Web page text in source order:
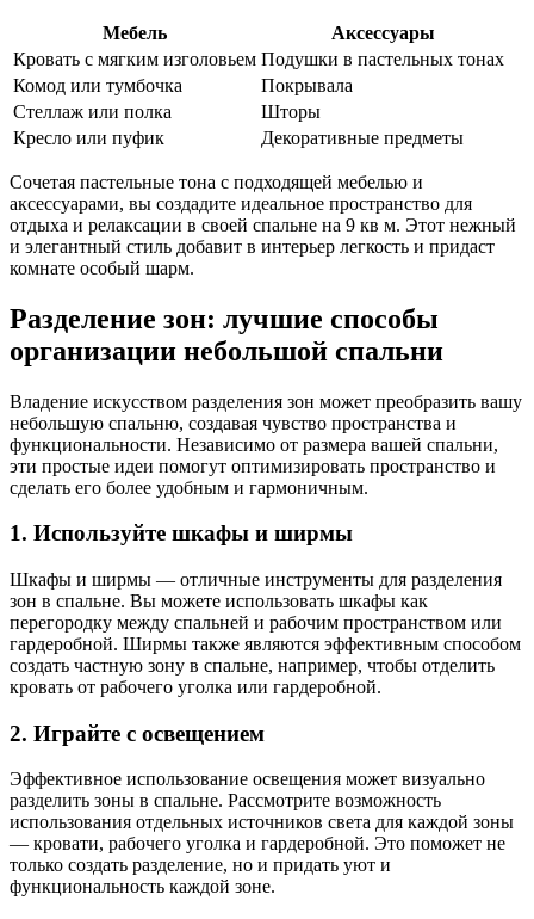
Мебель
Аксессуары
Кровать с мягким изголовьем Подушки в пастельных тонах
Комод или тумбочка
Покрывала
Стеллаж или полка
Шторы
Кресло или пуфик
Декоративные предметы
Сочетая пастельные тона с подходящей мебелью и
аксессуарами, вы создадите идеальное пространство для
отдыха и релаксации в своей спальне на 9 кв м. Этот нежный
и элегантный стиль добавит в интерьер легкость и придаст
комнате особый шарм.
Разделение зон: лучшие способы
организации небольшой спальни
Владение искусством разделения зон может преобразить вашу
небольшую спальню, создавая чувство пространства и
функциональности. Независимо от размера вашей спальни,
эти простые идеи помогут оптимизировать пространство и
сделать его более удобным и гармоничным.
1. Используйте шкафы и ширмы
Шкафы и ширмы — отличные инструменты для разделения
зон в спальне. Вы можете использовать шкафы как
перегородку между спальней и рабочим пространством или
гардеробной. Ширмы также являются эффективным способом
создать частную зону в спальне, например, чтобы отделить
кровать от рабочего уголка или гардеробной.
2. Играйте с освещением
Эффективное использование освещения может визуально
разделить зоны в спальне. Рассмотрите возможность
использования отдельных источников света для каждой зоны
— кровати, рабочего уголка и гардеробной. Это поможет не
только создать разделение, но и придать уют и
функциональность каждой зоне.